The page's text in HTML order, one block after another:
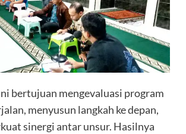
bertujuan mengevaluasi program
menyusun langkah ke depan,
sinergi antar unsur. Hasilnya